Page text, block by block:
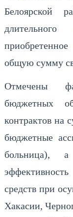
Белоярской
общую сумму
Отмечены
бюджетных
контрактов на
бюджетные
больница),
средств при
Хакасии,